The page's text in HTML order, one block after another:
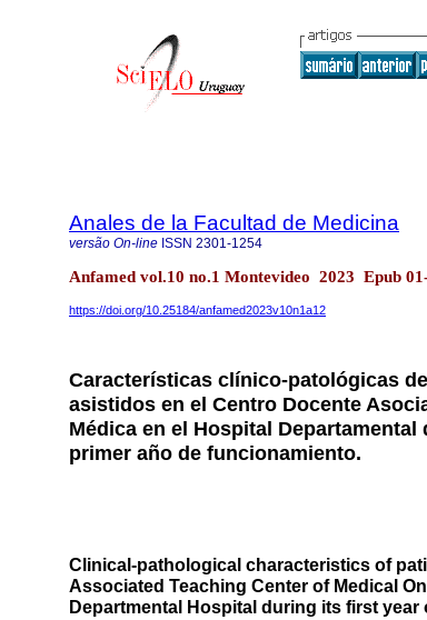
Anales de la Facultad de Medicina
versão On-line ISSN 2301-1254
Anfamed vol.10 no.1 Montevideo 2023 Epub
https://doi.org/10.25184/anfamed2023v10n1a12
Características clínico-patológicas
asistidos en el Centro Docente
Médica en el Hospital Departamental
primer año de funcionamiento.
Clinical-pathological characteristics of
Associated Teaching Center of Medical
Departmental Hospital during its first year